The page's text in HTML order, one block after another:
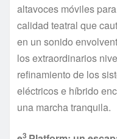
altavoces móviles
calidad teatral que
en un sonido
los extraordinarios
refinamiento de los
eléctricos e híbrido
una marcha tranquila.
3